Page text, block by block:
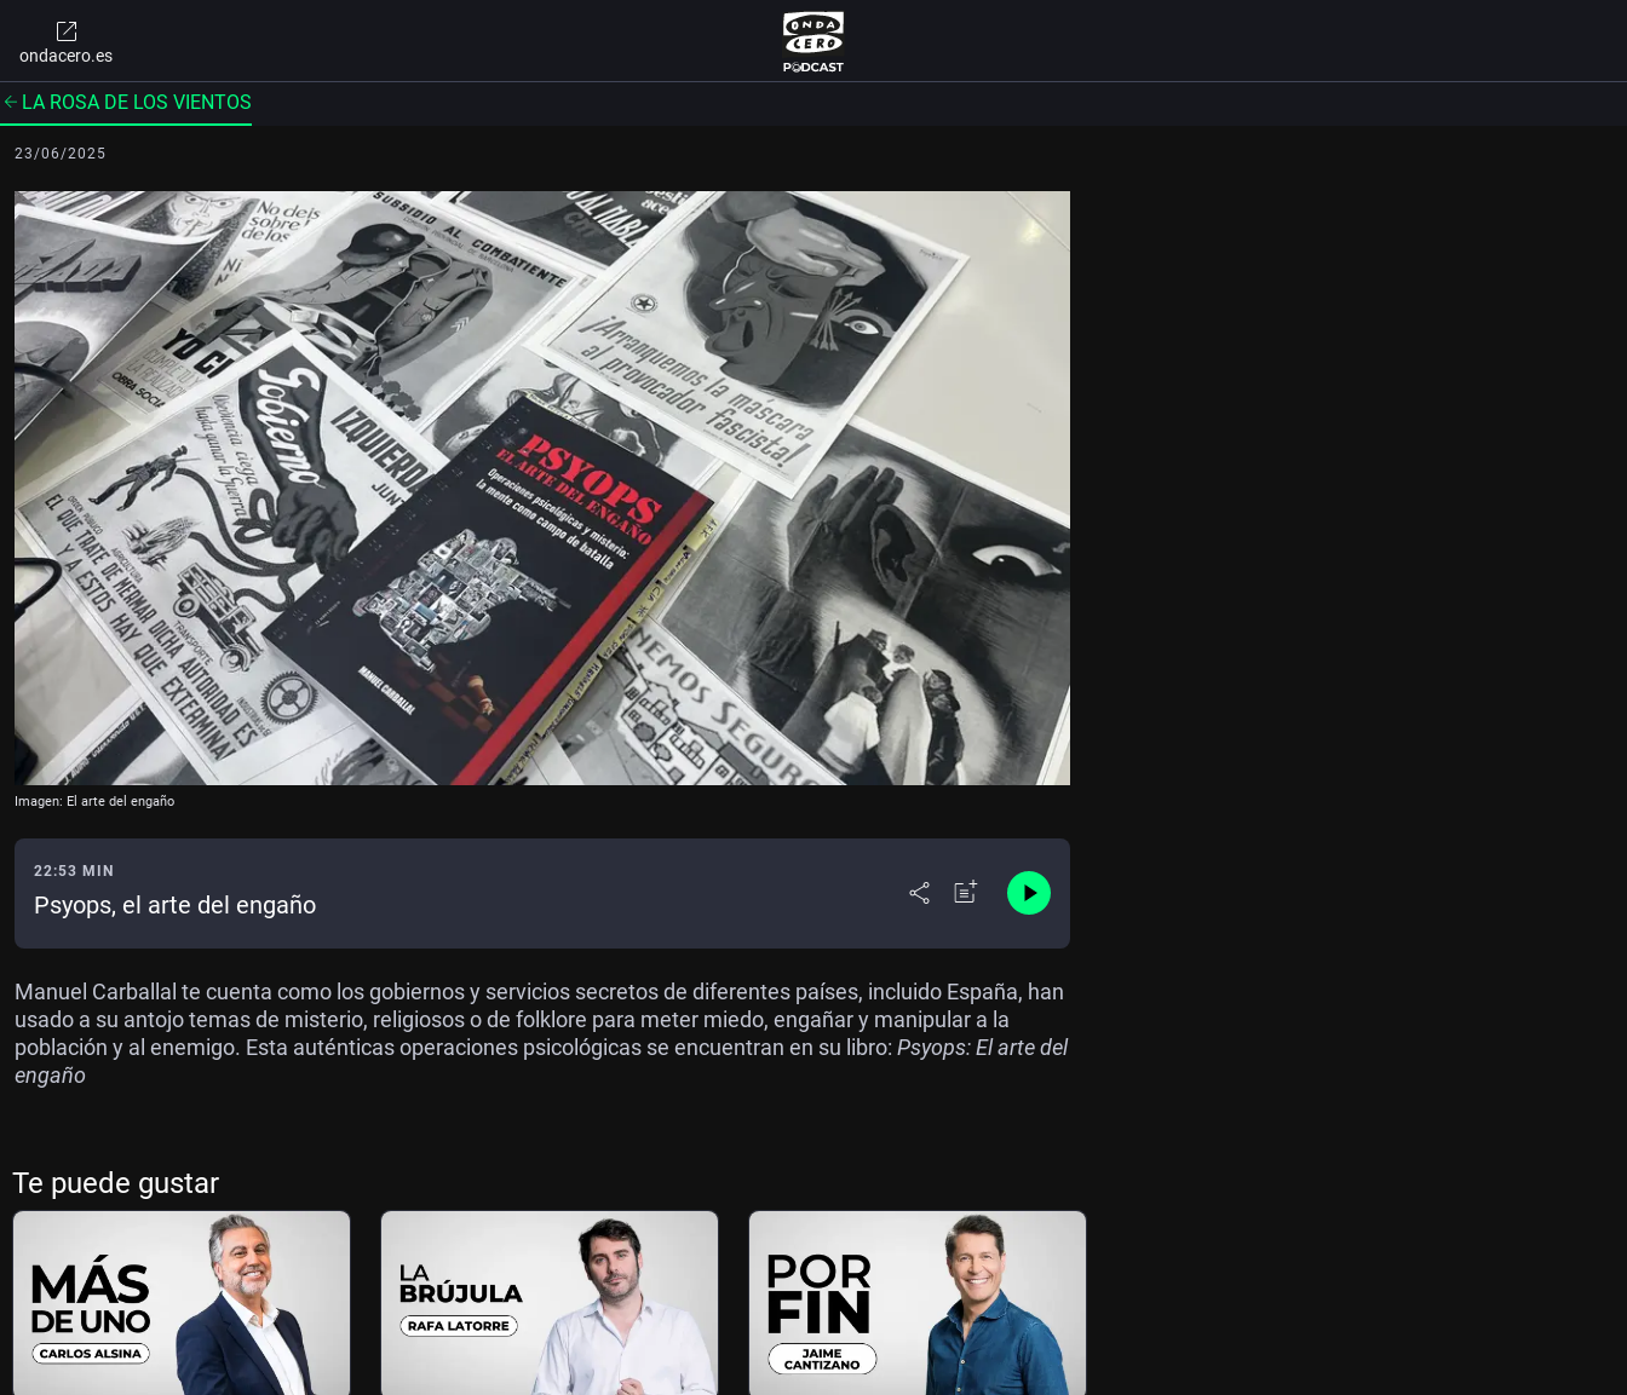
ondacero.es
LA ROSA DE LOS VIENTOS
23/06/2025
Imagen: El arte del engaño
22:53 MIN
Psyops, el arte del engaño
Manuel Carballal te cuenta como los gobiernos y servicios secretos de diferentes países, incluido España, han
usado a su antojo temas de misterio, religiosos o de folklore para meter miedo, engañar y manipular a la
población y al enemigo. Esta auténticas operaciones psicológicas se encuentran en su libro: Psyops: El arte del
engaño
Te puede gustar